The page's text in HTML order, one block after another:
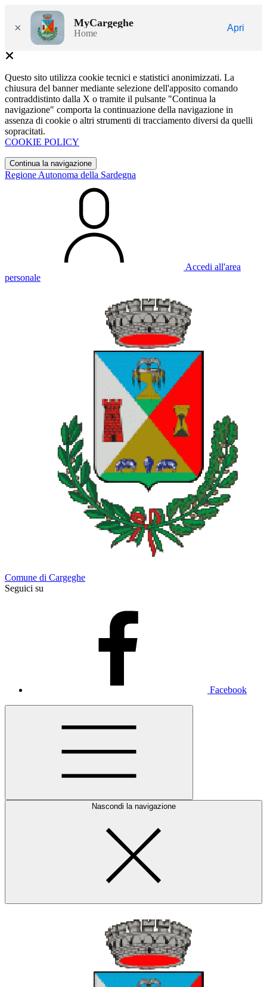
× MyCargeghe
Home
Apri
Questo sito utilizza cookie tecnici e statistici anonimizzati. La
chiusura del banner mediante selezione dell'apposito comando
contraddistinto dalla X o tramite il pulsante "Continua la
navigazione" comporta la continuazione della navigazione in
assenza di cookie o altri strumenti di tracciamento diversi da quelli
sopracitati.
COOKIE POLICY
Continua la navigazione
Regione Autonoma della Sardegna
Accedi all'area
personale
Comune di Cargeghe
Seguici su
Facebook
Nascondi la navigazione